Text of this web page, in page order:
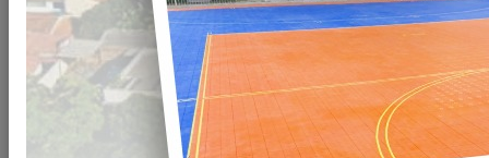
Compartilhar WHATSAPP